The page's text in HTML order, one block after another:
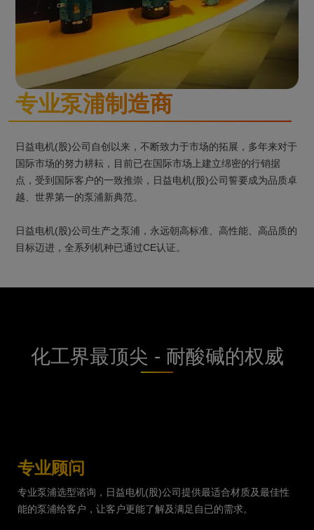
专业泵浦制造商
日益电机(股)公司自创以来，不断致力于市场的拓展，多年来对于
国际市场的努力耕耘，目前已在国际市场上建立绵密的行销据
点，受到国际客户的一致推崇，日益电机(股)公司誓要成为品质卓
越、世界第一的泵浦新典范。
日益电机(股)公司生产之泵浦，永远朝高标准、高性能、高品质的
目标迈进，全系列机种已通过CE认证。
化工界最顶尖 - 耐酸碱的权威
专业顾问
专业泵浦选型谘询，日益电机(股)公司提供最适合材质及最佳性
能的泵浦给客户，让客户更能了解及满足自已的需求。